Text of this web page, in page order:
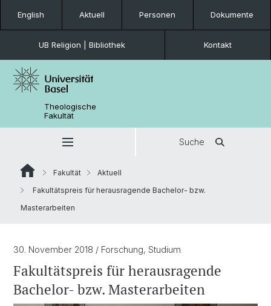
English Aktuell Personen Dokumente
UB Religion | Bibliothek Kontakt
Theologische
Fakultät
Suche
Fakultät
Aktuell
Fakultätspreis für herausragende Bachelor- bzw.
Masterarbeiten
30. November 2018 / Forschung, Studium
Fakultätspreis für herausragende
Bachelor- bzw. Masterarbeiten